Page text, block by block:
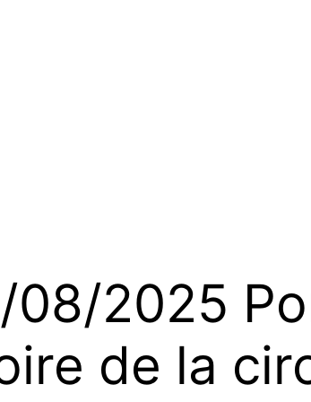
08/2025
de la